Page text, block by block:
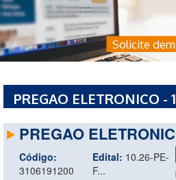
Solicite
PREGAO ELETRONICO -
PREGAO
Código:
3106191200
Edital: 10.26-PE-
F...